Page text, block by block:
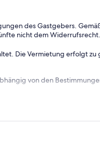
des Gastgebers.
nicht dem Widerrufsrecht.
Die Vermietung erfolgt zu
von den